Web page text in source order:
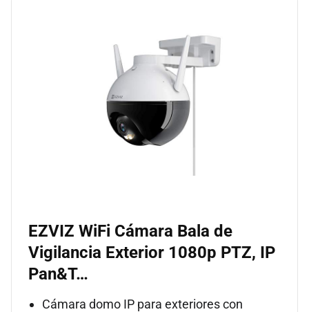
EZVIZ WiFi Cámara Bala de
Vigilancia Exterior 1080p PTZ, IP
Pan&T…
Cámara domo IP para exteriores con